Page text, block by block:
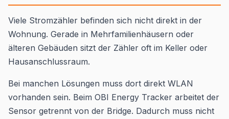
Viele Stromzähler befinden sich nicht direkt in der
Wohnung. Gerade in Mehrfamilienhäusern oder
älteren Gebäuden sitzt der Zähler oft im Keller oder
Hausanschlussraum.
Bei manchen Lösungen muss dort direkt WLAN
vorhanden sein. Beim OBI Energy Tracker arbeitet der
Sensor getrennt von der Bridge. Dadurch muss nicht